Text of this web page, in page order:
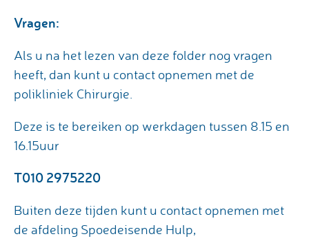
Vragen:
Als u na het lezen van deze folder nog vragen
heeft, dan kunt u contact opnemen met de
polikliniek Chirurgie.
Deze is te bereiken op werkdagen tussen 8.15 en
16.15uur
T010 2975220
Buiten deze tijden kunt u contact opnemen met
de afdeling Spoedeisende Hulp,